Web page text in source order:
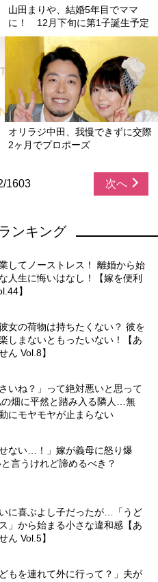
山田まりや、結婚5年目でママ
に！ 12月下旬に第1子誕生予定
オリラジ中田、我慢できずに交際
2ヶ月でプロポーズ
1603 次へ
ンキング
してノーストレス！ 離婚から始
人生に悔いはなし！【嫁を便利
】
女の荷物は持ちたくない？ 彼を
しまないともったいない！【あ
ん Vol.8】
いね？」って絶対悪いと思って
畑に平然と踏み入る隣人…無
にモヤモヤが止まらない
ない…！」嫁が義母に怒り爆
言うけれど諦めるべき？
に喜ぶよし子だったが…「うど
」から始まる小さな違和感【あ
ん Vol.5】
もを連れて外に行って？」夫が